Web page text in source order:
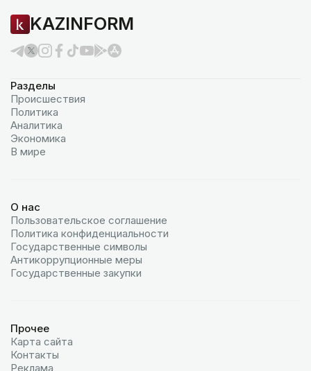
KAZINFORM
Разделы
Происшествия
Политика
Аналитика
Экономика
В мире
О нас
Пользовательское соглашение
Политика конфиденциальности
Государственные символы
Антикоррупционные меры
Государственные закупки
Прочее
Карта сайта
Контакты
Реклама